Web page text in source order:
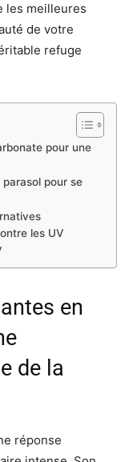
les meilleures
de votre
refuge
pour une
pour se
les UV
en
de la
réponse